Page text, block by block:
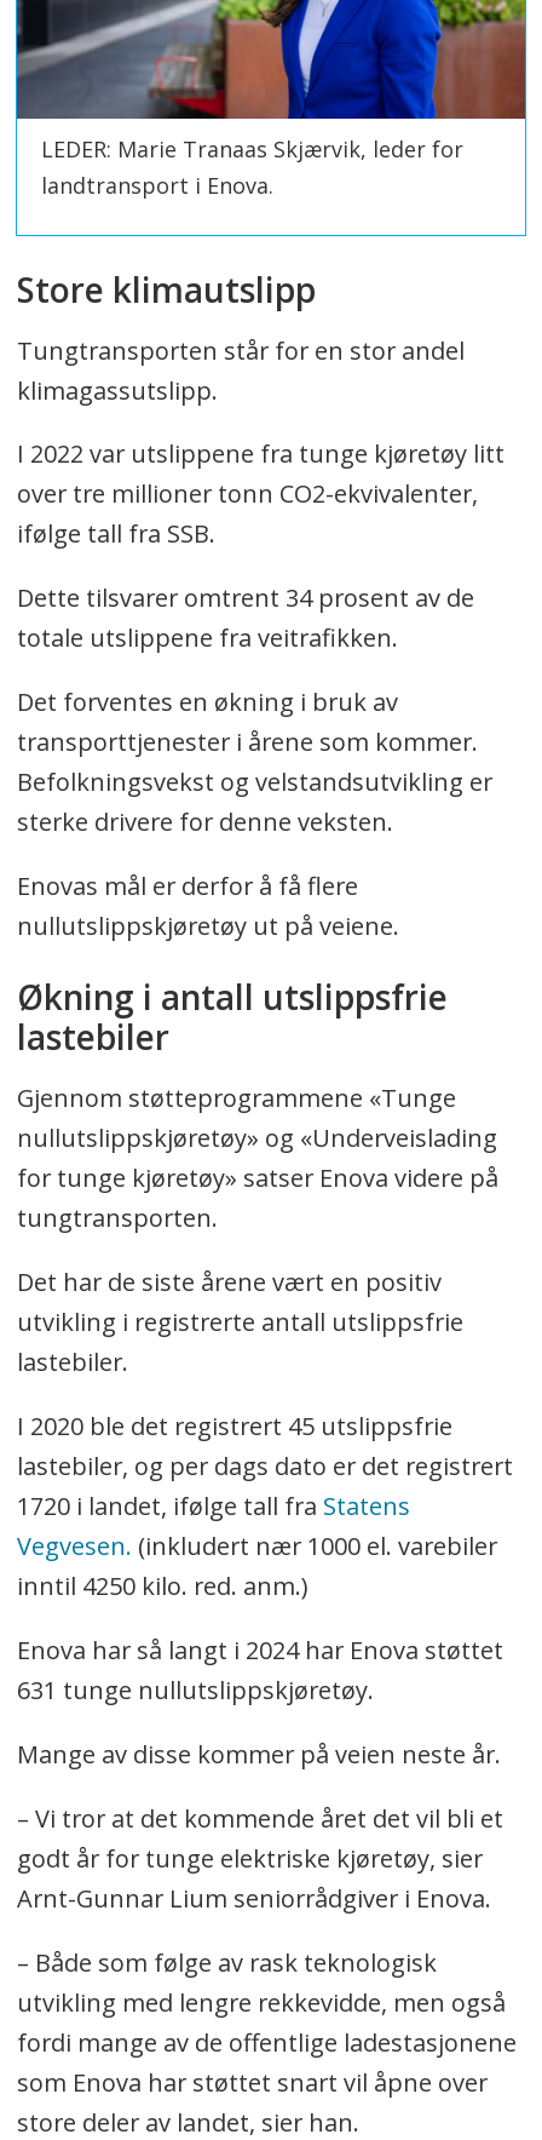
hydrogen.
Total har Enova innvilget støtte til
515 tunge nullutslippskjøretøy under
dette støtteprogrammet.
LEDER: Marie Tranaas Skjærvik, leder for
landtransport i Enova.
Store klimautslipp
Tungtransporten står for en stor andel
klimagassutslipp.
I 2022 var utslippene fra tunge kjøretøy litt
over tre millioner tonn CO2-ekvivalenter,
ifølge tall fra SSB.
Dette tilsvarer omtrent 34 prosent av de
totale utslippene fra veitrafikken.
Det forventes en økning i bruk av
transporttjenester i årene som kommer.
Befolkningsvekst og velstandsutvikling er
sterke drivere for denne veksten.
Enovas mål er derfor å få flere
nullutslippskjøretøy ut på veiene.
Økning i antall utslippsfrie
lastebiler
Gjennom støtteprogrammene «Tunge
nullutslippskjøretøy» og «Underveislading
for tunge kjøretøy» satser Enova videre på
tungtransporten.
Det har de siste årene vært en positiv
utvikling i registrerte antall utslippsfrie
lastebiler.
I 2020 ble det registrert 45 utslippsfrie
lastebiler, og per dags dato er det registrert
1720 i landet, ifølge tall fra Statens
Vegvesen. (inkludert nær 1000 el. varebiler
inntil 4250 kilo. red. anm.)
Enova har så langt i 2024 har Enova støttet
631 tunge nullutslippskjøretøy.
Mange av disse kommer på veien neste år.
– Vi tror at det kommende året det vil bli et
godt år for tunge elektriske kjøretøy, sier
Arnt-Gunnar Lium seniorrådgiver i Enova.
– Både som følge av rask teknologisk
utvikling med lengre rekkevidde, men også
fordi mange av de offentlige ladestasjonene
som Enova har støttet snart vil åpne over
store deler av landet, sier han.